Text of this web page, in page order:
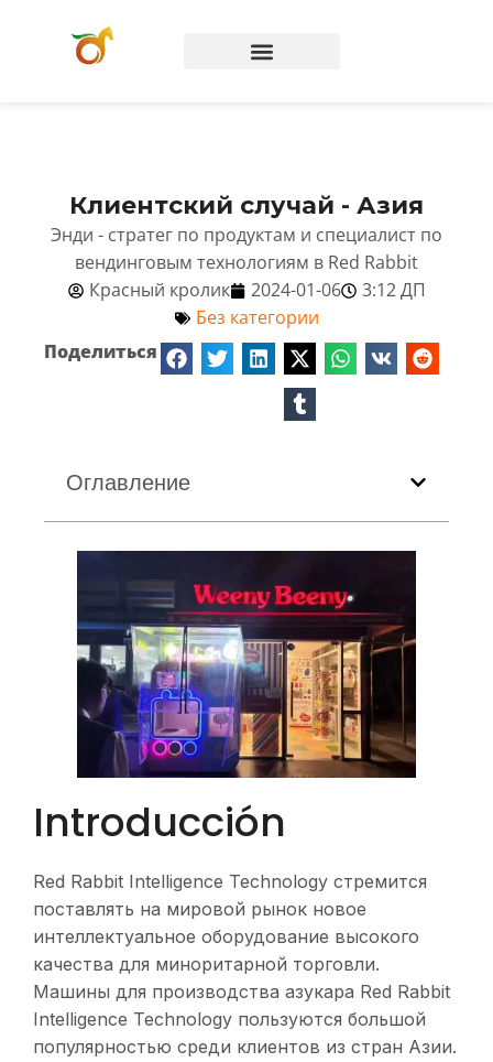
Клиентский случай - Азия
Энди - стратег по продуктам и специалист по
вендинговым технологиям в Red Rabbit
Красный кролик
2024-01-06
3:12 ДП
Без категории
Поделиться
Оглавление
Introducción
Red Rabbit Intelligence Technology стремится
поставлять на мировой рынок новое
интеллектуальное оборудование высокого
качества для миноритарной торговли.
Машины для производства азукара Red Rabbit
Intelligence Technology пользуются большой
популярностью среди клиентов из стран Азии.